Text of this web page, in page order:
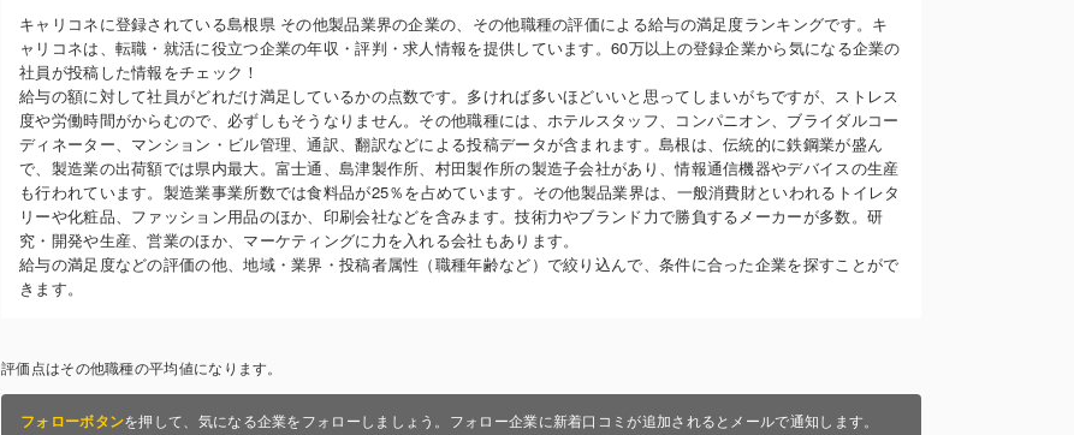
キャリコネに登録されている島根県 その他製品業界の企業の、その他職種の評価による給与の満足度ランキングです。キ
ャリコネは、転職・就活に役立つ企業の年収・評判・求人情報を提供しています。60万以上の登録企業から気になる企業の
社員が投稿した情報をチェック！
給与の額に対して社員がどれだけ満足しているかの点数です。多ければ多いほどいいと思ってしまいがちですが、ストレス
度や労働時間がからむので、必ずしもそうなりません。その他職種には、ホテルスタッフ、コンパニオン、ブライダルコー
ディネーター、マンション・ビル管理、通訳、翻訳などによる投稿データが含まれます。島根は、伝統的に鉄鋼業が盛ん
で、製造業の出荷額では県内最大。富士通、島津製作所、村田製作所の製造子会社があり、情報通信機器やデバイスの生産
も行われています。製造業事業所数では食料品が25％を占めています。その他製品業界は、一般消費財といわれるトイレタ
リーや化粧品、ファッション用品のほか、印刷会社などを含みます。技術力やブランド力で勝負するメーカーが多数。研
究・開発や生産、営業のほか、マーケティングに力を入れる会社もあります。
給与の満足度などの評価の他、地域・業界・投稿者属性（職種年齢など）で絞り込んで、条件に合った企業を探すことがで
きます。
評価点はその他職種の平均値になります。
フォローボタンを押して、気になる企業をフォローしましょう。フォロー企業に新着口コミが追加されるとメールで通知します。